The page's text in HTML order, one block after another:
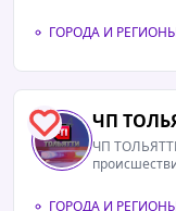
ГОРОДА И
4 ЧП
ЧП ТОЛЬЯТТИ - важные новости
ГОРОДА И